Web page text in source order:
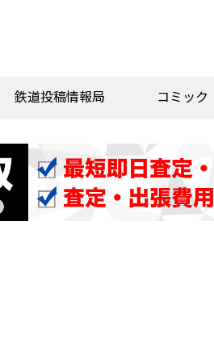
鉄道投稿情報局 コミック